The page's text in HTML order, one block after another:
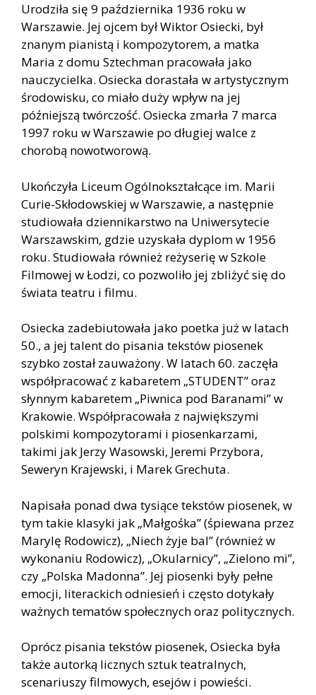
Urodziła się 9 października 1936 roku w
Warszawie. Jej ojcem był Wiktor Osiecki, był
znanym pianistą i kompozytorem, a matka
Maria z domu Sztechman pracowała jako
nauczycielka. Osiecka dorastała w artystycznym
środowisku, co miało duży wpływ na jej
późniejszą twórczość. Osiecka zmarła 7 marca
1997 roku w Warszawie po długiej walce z
chorobą nowotworową.
Ukończyła Liceum Ogólnokształcące im. Marii
Curie-Skłodowskiej w Warszawie, a następnie
studiowała dziennikarstwo na Uniwersytecie
Warszawskim, gdzie uzyskała dyplom w 1956
roku. Studiowała również reżyserię w Szkole
Filmowej w Łodzi, co pozwoliło jej zbliżyć się do
świata teatru i filmu.
Osiecka zadebiutowała jako poetka już w latach
50., a jej talent do pisania tekstów piosenek
szybko został zauważony. W latach 60. zaczęła
współpracować z kabaretem „STUDENT” oraz
słynnym kabaretem „Piwnica pod Baranami” w
Krakowie. Współpracowała z największymi
polskimi kompozytorami i piosenkarzami,
takimi jak Jerzy Wasowski, Jeremi Przybora,
Seweryn Krajewski, i Marek Grechuta.
Napisała ponad dwa tysiące tekstów piosenek, w
tym takie klasyki jak „Małgośka” (śpiewana przez
Marylę Rodowicz), „Niech żyje bal” (również w
wykonaniu Rodowicz), „Okularnicy”, „Zielono mi”,
czy „Polska Madonna”. Jej piosenki były pełne
emocji, literackich odniesień i często dotykały
ważnych tematów społecznych oraz politycznych.
Oprócz pisania tekstów piosenek, Osiecka była
także autorką licznych sztuk teatralnych,
scenariuszy filmowych, esejów i powieści.